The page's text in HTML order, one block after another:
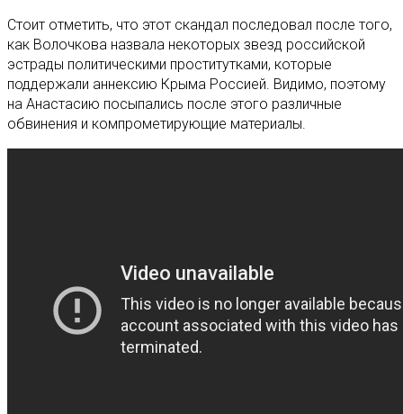
Стоит отметить, что этот скандал последовал после того,
как Волочкова назвала некоторых звезд российской
эстрады политическими проститутками, которые
поддержали аннексию Крыма Россией. Видимо, поэтому
на Анастасию посыпались после этого различные
обвинения и компрометирующие материалы.